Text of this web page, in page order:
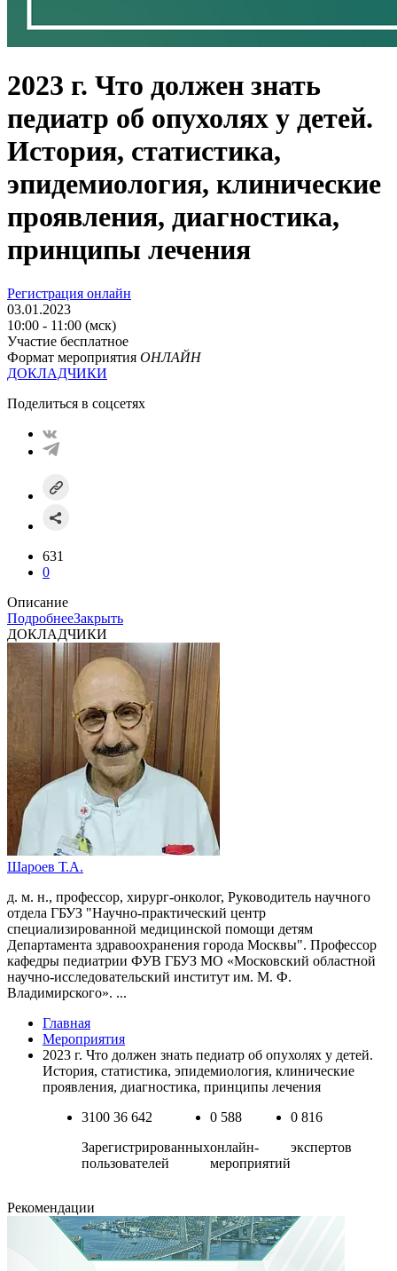
2023 г. Что должен знать
педиатр об опухолях у детей.
История, статистика,
эпидемиология, клинические
проявления, диагностика,
принципы лечения
Регистрация онлайн
03.01.2023
10:00 - 11:00 (мск)
Участие бесплатное
Формат мероприятия ОНЛАЙН
ДОКЛАДЧИКИ
Поделиться в соцсетях
631
0
Описание
ПодробнееЗакрыть
ДОКЛАДЧИКИ
Шароев Т.А.
д. м. н., профессор, хирург-онколог, Руководитель научного
отдела ГБУЗ "Научно-практический центр
специализированной медицинской помощи детям
Департамента здравоохранения города Москвы". Профессор
кафедры педиатрии ФУВ ГБУЗ МО «Московский областной
научно-исследовательский институт им. М. Ф.
Владимирского». ...
Главная
Мероприятия
2023 г. Что должен знать педиатр об опухолях у детей.
История, статистика, эпидемиология, клинические
проявления, диагностика, принципы лечения
3100 36 642
Зарегистрированных
пользователей
0 588
онлайн-
мероприятий
0 816
экспертов
Рекомендации